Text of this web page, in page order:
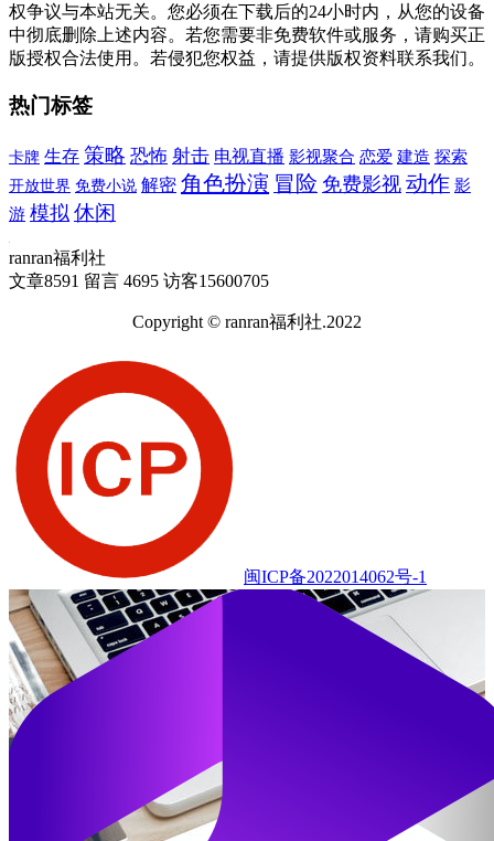
权争议与本站无关。您必须在下载后的24小时内，从您的设备
中彻底删除上述内容。若您需要非免费软件或服务，请购买正
版授权合法使用。若侵犯您权益，请提供版权资料联系我们。
热门标签
卡牌 生存 策略 恐怖 射击 电视直播 影视聚合 恋爱 建造 探索
开放世界 免费小说 解密 角色扮演 冒险 免费影视 动作 影
游 模拟 休闲
留言 4695访客15600705